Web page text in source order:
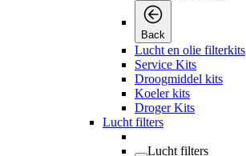
Back
Lucht en olie filterkits
Service Kits
Droogmiddel kits
Koeler kits
Droger Kits
Lucht filters
Lucht filters